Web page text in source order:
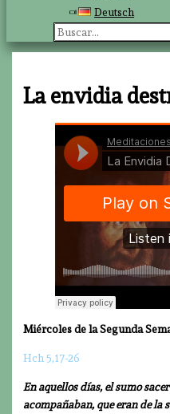
Deutsch
Buscar
por:
La envidia
Miércoles de la Segunda
Hch 5,17-26
En aquellos días, el sumo
acompañaban, que eran de la